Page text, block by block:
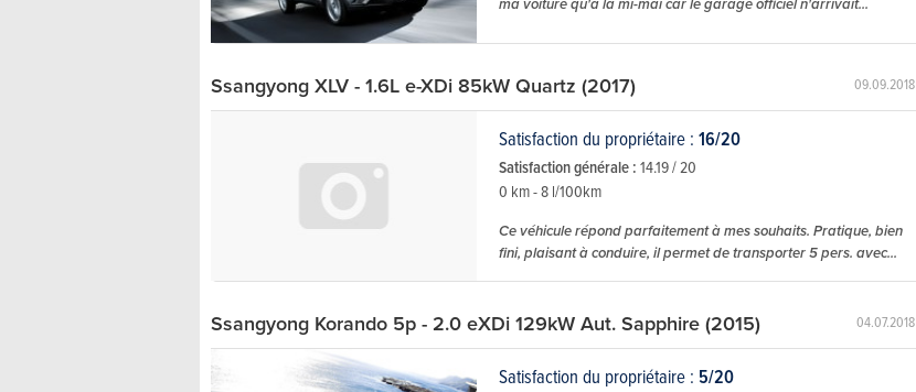
09.09.2018
Ssangyong XLV - 1.6L e-XDi 85kW Quartz (2017)
Satisfaction du propriétaire : 16/20
Satisfaction générale :14.19 / 20
0 km - 8 l/100km
Ce véhicule répond parfaitement à mes souhaits. Pratique, bien
fini, plaisant à conduire, il permet de transporter 5 pers. avec...
04.07.2018
Ssangyong Korando 5p - 2.0 eXDi 129kW Aut. Sapphire (2015)
Satisfaction du propriétaire : 5/20